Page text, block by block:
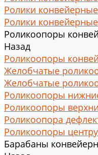
Ролики
Ролики
Роликоопоры
Назад
Роликоопоры
Желобчатые
Желобчатые
Роликоопоры
Роликоопоры
Роликоопора
Роликоопоры
Барабаны